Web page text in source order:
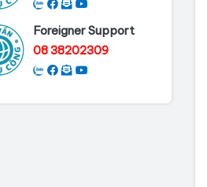
Foreigner Support
08 38202309